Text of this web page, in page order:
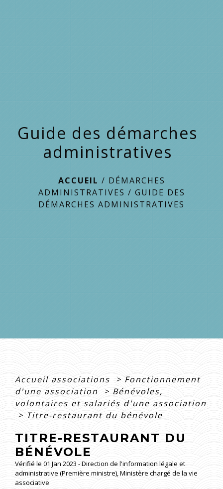
Guide des démarches
administratives
ACCUEIL / DÉMARCHES
ADMINISTRATIVES / GUIDE DES
DÉMARCHES ADMINISTRATIVES
Accueil associations > Fonctionnement
d'une association
> Bénévoles,
volontaires et salariés d'une association
> Titre-restaurant du bénévole
TITRE-RESTAURANT DU
BÉNÉVOLE
Vérifié le 01 Jan 2023 - Direction de l'information légale et
administrative (Première ministre), Ministère chargé de la vie
associative